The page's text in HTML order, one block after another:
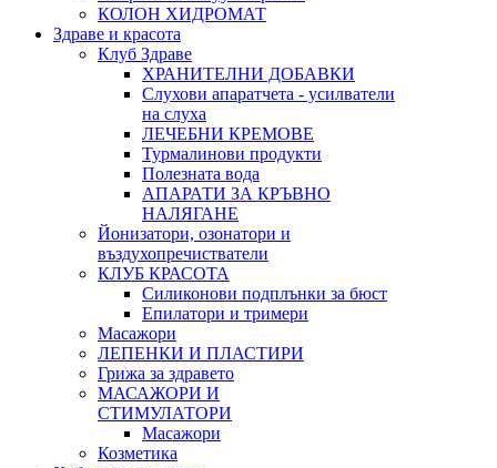
КОЛОН ХИДРОМАТ
Здраве и красота
Клуб Здраве
ХРАНИТЕЛНИ ДОБАВКИ
Слухови апаратчета - усилватели
на слуха
ЛЕЧЕБНИ КРЕМОВЕ
Турмалинови продукти
Полезната вода
АПАРАТИ ЗА КРЪВНО
НАЛЯГАНЕ
Йонизатори, озонатори и
въздухопречистватели
КЛУБ КРАСОТА
Силиконови подплънки за бюст
Епилатори и тримери
Масажори
ЛЕПЕНКИ И ПЛАСТИРИ
Грижа за здравето
МАСАЖОРИ И
СТИМУЛАТОРИ
Масажори
Козметика